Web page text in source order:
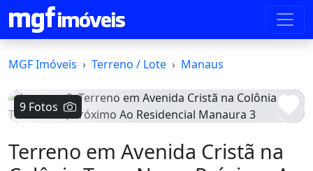
MGF Imóveis Terreno / Lote Manaus
9 Fotos
Terreno em Avenida Cristã na